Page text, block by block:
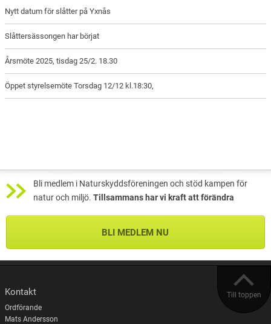
Nytt datum för slåtter på Yxnås
Slåttersässongen har börjat
Årsmöte 2025, tisdag 25/2. 18.30
Öppet styrelsemöte Torsdag 12/12 kl.18:30,
Bli medlem i Naturskyddsföreningen och stöd kampen för
natur och miljö. Tillsammans har vi kraft att förändra
BLI MEDLEM NU
Till toppen
Kontakt
Ordförande
Mats Andersson